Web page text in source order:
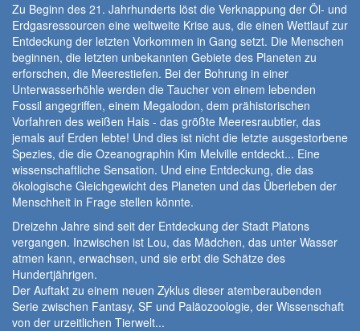
Zu Beginn des 21. Jahrhunderts löst die Verknappung der Öl- und
Erdgasressourcen eine weltweite Krise aus, die einen Wettlauf zur
Entdeckung der letzten Vorkommen in Gang setzt. Die Menschen
beginnen, die letzten unbekannten Gebiete des Planeten zu
erforschen, die Meerestiefen. Bei der Bohrung in einer
Unterwasserhöhle werden die Taucher von einem lebenden
Fossil angegriffen, einem Megalodon, dem prähistorischen
Vorfahren des weißen Hais - das größte Meeresraubtier, das
jemals auf Erden lebte! Und dies ist nicht die letzte ausgestorbene
Spezies, die die Ozeanographin Kim Melville entdeckt... Eine
wissenschaftliche Sensation. Und eine Entdeckung, die das
ökologische Gleichgewicht des Planeten und das Überleben der
Menschheit in Frage stellen könnte.
Dreizehn Jahre sind seit der Entdeckung der Stadt Platons
vergangen. Inzwischen ist Lou, das Mädchen, das unter Wasser
atmen kann, erwachsen, und sie erbt die Schätze des
Hundertjährigen.
Der Auftakt zu einem neuen Zyklus dieser atemberaubenden
Serie zwischen Fantasy, SF und Paläozoologie, der Wissenschaft
von der urzeitlichen Tierwelt...